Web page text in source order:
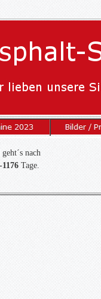
nach
-1176 Tage.